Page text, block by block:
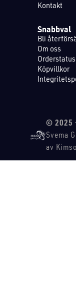
Kontakt
Snabbval
Bli
Om oss
Orderstatus
Köpvillkor
© 2025
Svema
av